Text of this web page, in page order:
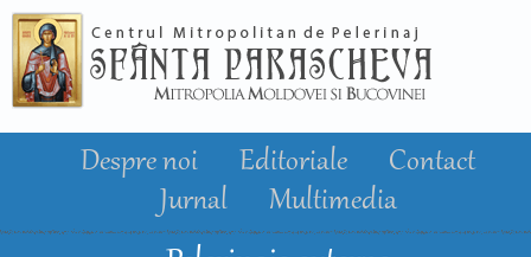
conţinutul
principal
Despre noi Editoriale
Contact
Jurnal
Multimedia